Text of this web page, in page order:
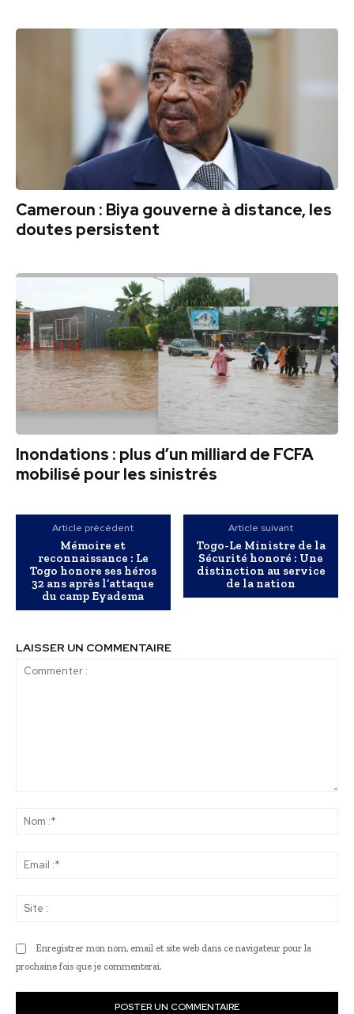
Cameroun : Biya gouverne à distance, les
doutes persistent
Inondations : plus d’un milliard de FCFA
mobilisé pour les sinistrés
Article précédent
Mémoire et
reconnaissance : Le
Togo honore ses héros
32 ans après l’attaque
du camp Eyadema
Article suivant
Togo-Le Ministre de la
Sécurité honoré : Une
distinction au service
de la nation
LAISSER UN COMMENTAIRE
Enregistrer mon nom, email et site web dans ce navigateur pour la
prochaine fois que je commenterai.